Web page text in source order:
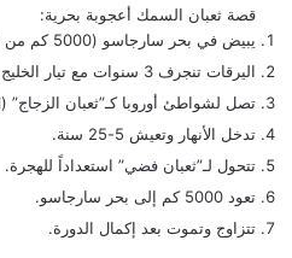
قصة ثعبان السمك أعجوبة بحرية:
يبيض في بحر سارجاسو (5000 كم من أوروبا).
اليرقات تنجرف 3 سنوات مع تيار الخليج.
تصل لشواطئ أوروبا كـ”ثعبان الزجاج” (Glass Eel).
تدخل الأنهار وتعيش 5-25 سنة.
تتحول لـ”ثعبان فضي” استعداداً للهجرة.
تعود 5000 كم إلى بحر سارجاسو.
تتزاوج وتموت بعد إكمال الدورة.